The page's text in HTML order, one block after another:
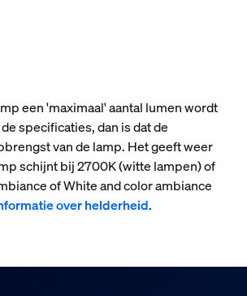
een 'maximaal' aantal lumen wordt
specificaties, dan is dat de
van de lamp. Het geeft weer
schijnt bij 2700K (witte lampen) of
of White and color ambiance
over helderheid.